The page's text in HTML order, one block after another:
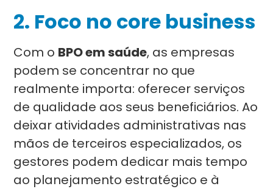
2. Foco no core business
Com o BPO em saúde, as empresas
podem se concentrar no que
realmente importa: oferecer serviços
de qualidade aos seus beneficiários. Ao
deixar atividades administrativas nas
mãos de terceiros especializados, os
gestores podem dedicar mais tempo
ao planejamento estratégico e à